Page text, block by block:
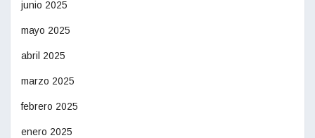
junio 2025
mayo 2025
abril 2025
marzo 2025
febrero 2025
enero 2025